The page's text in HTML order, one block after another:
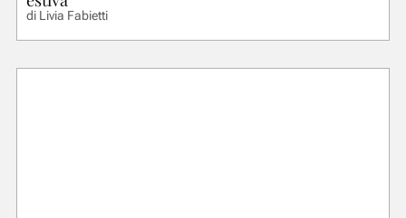
diLivia Fabietti